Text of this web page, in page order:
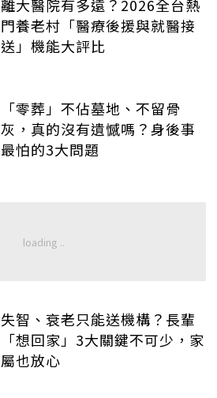
離大醫院有多遠？2026全台熱
門養老村「醫療後援與就醫接
送」機能大評比
「零葬」不佔墓地、不留骨
灰，真的沒有遺憾嗎？身後事
最怕的3大問題
失智、衰老只能送機構？長輩
「想回家」3大關鍵不可少，家
屬也放心